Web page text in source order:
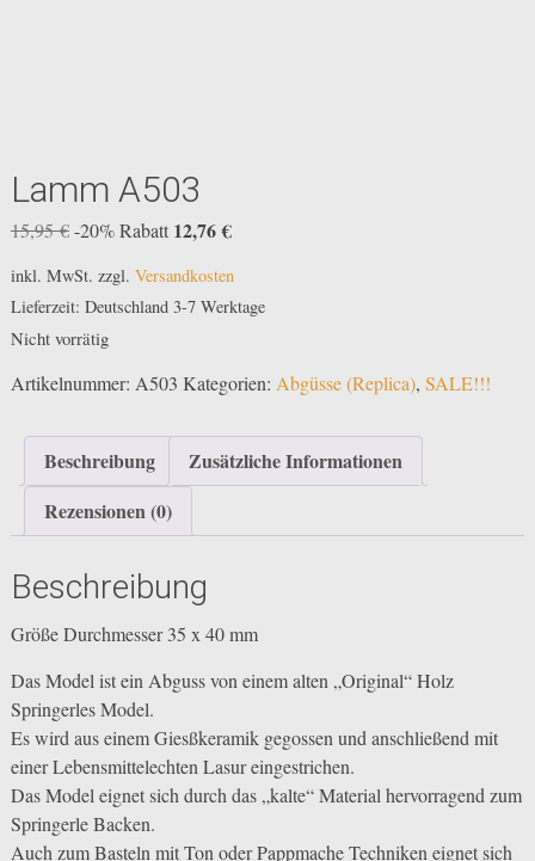
Lamm A503
15,95€Ursprünglicher
war:
15,95 €
-20% Rabatt 12,76€Aktueller
ist:
12,76 €.
inkl. MwSt. zzgl. Versandkosten
Lieferzeit: Deutschland 3-7 Werktage
Nicht vorrätig
Artikelnummer: A503 Kategorien: Abgüsse (Replica), SALE!!!
Beschreibung
Zusätzliche Informationen
Rezensionen (0)
Beschreibung
Größe Durchmesser 35 x 40 mm
Das Model ist ein Abguss von einem alten „Original“ Holz
Springerles Model.
Es wird aus einem Giesßkeramik gegossen und anschließend mit
einer Lebensmittelechten Lasur eingestrichen.
Das Model eignet sich durch das „kalte“ Material hervorragend zum
Springerle Backen.
Auch zum Basteln mit Ton oder Pappmache Techniken eignet sich